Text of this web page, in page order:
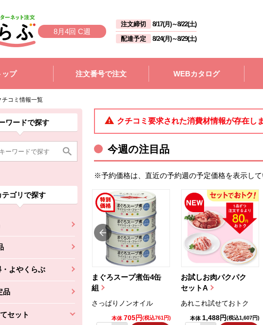
8月4回 C週
注文締切 8/17(月)～8/22(土)
配達予定
8/24(月)～8/29(土)
ップ
注文番号で注文 WEBカタログ
チコミ情報一覧
材検索メニューです。
ワードで探す
テゴリで探す
よやくらぶ
品
セット
ニューここまで。
です。
員向けメニューです。
ニューここまで。
です。
クチコミ要求された消費材情報が存在し
今週の注目品
※予約価格は、直近の予約週の予定価格を表示して
まぐろスープ煮缶4缶
組
さっぱりノンオイル
本体 705円(税込761円)
お試しお肉パクパク
セットA
あれこれ試せておトク
本体 1,488円(税込1,607円)
コク深くフルーティー